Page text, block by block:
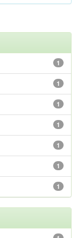
1
1
1
1
1
1
1